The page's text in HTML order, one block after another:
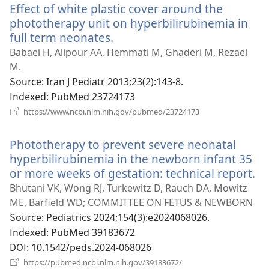
창
열
기)
Effect of white plastic cover around the
phototherapy unit on hyperbilirubinemia in
full term neonates.
로
창
열
기)
Babaei H, Alipour AA, Hemmati M, Ghaderi M, Rezaei
M.
Source‎: Iran J Pediatr 2013;23(2):143-8.
Indexed‎: PubMed 23724173
https://www.ncbi.nlm.nih.gov/pubmed/23724173
창
열
기)
Phototherapy to prevent severe neonatal
hyperbilirubinemia in the newborn infant 35
or more weeks of gestation: technical report.
Bhutani VK, Wong RJ, Turkewitz D, Rauch DA, Mowitz
ME, Barfield WD; COMMITTEE ON FETUS & NEWBORN
Source‎: Pediatrics 2024;154(3):e2024068026.
Indexed‎: PubMed 39183672
DOI‎: 10.1542/peds.2024-068026
https://pubmed.ncbi.nlm.nih.gov/39183672/